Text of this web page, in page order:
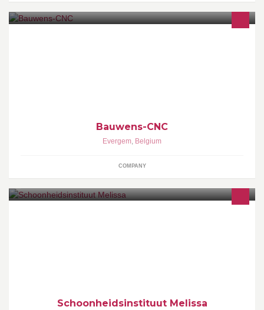
Bauwens-CNC
Evergem, Belgium
COMPANY
Schoonheidsinstituut Melissa